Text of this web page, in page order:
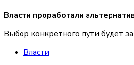
Власти проработали
Выбор конкретного пути будет
Власти